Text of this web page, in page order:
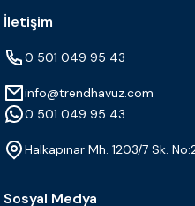
İletişim
0 501 049 95 43
info@trendhavuz.com
0 501 049 95 43
Halkapınar Mh. 1203/7 Sk.
Sosyal Medya